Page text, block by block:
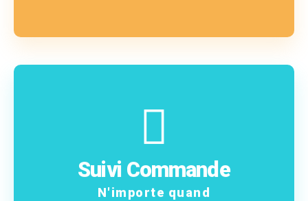
Suivi Commande
N'importe quand
Suivez pas à pas votre
commande !